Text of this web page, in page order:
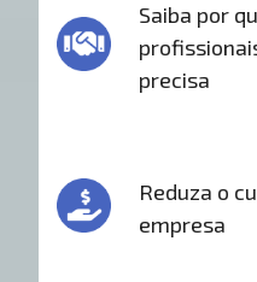
Saiba por
precisa
Reduza o
empresa